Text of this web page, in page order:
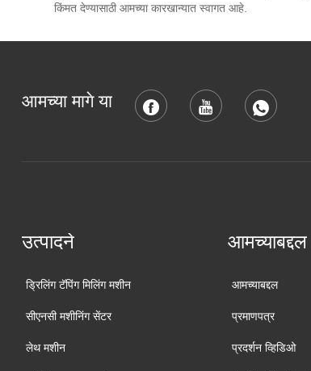
किंमत देण्यासाठी आमच्या कारखान्यात स्वागत आहे.
आमच्या मागे या
उत्पादने
ड्रिलिंग टॅपिंग मिलिंग मशीन
सीएनसी मशीनिंग सेंटर
लेथ मशीन
आमच्याबद्दल
आमच्याबद्दल
प्रमाणपत्र
प्रदर्शन व्हिडिओ